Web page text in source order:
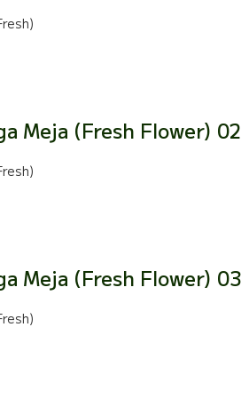
Meja (Fresh Flower) 02
Meja (Fresh Flower) 03